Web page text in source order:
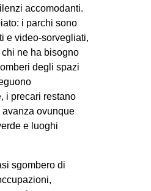
AFRICA
ORIENTE
accomodanti.
i parchi sono
e video-sorvegliati,
chi ne ha bisogno
degli spazi
i precari restano
ovunque
e luoghi
sgombero di